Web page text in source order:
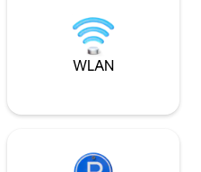
- Küche,
oder um
in einem
Nationalpark. Mindestaufenthalt: 1
Woche. Check-
WLAN